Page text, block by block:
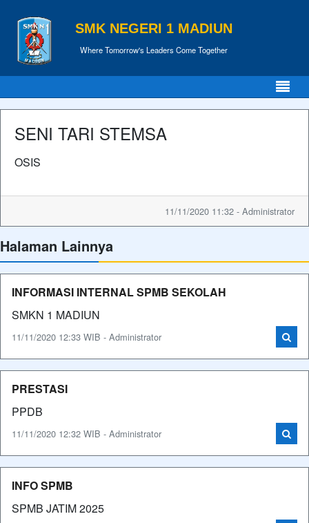
SMK NEGERI 1 MADIUN
Where Tomorrow's Leaders Come Together
SENI TARI STEMSA
OSIS
11/11/2020 11:32 - Administrator
Halaman Lainnya
INFORMASI INTERNAL SPMB SEKOLAH
SMKN 1 MADIUN
11/11/2020 12:33 WIB - Administrator
PRESTASI
PPDB
11/11/2020 12:32 WIB - Administrator
INFO SPMB
SPMB JATIM 2025